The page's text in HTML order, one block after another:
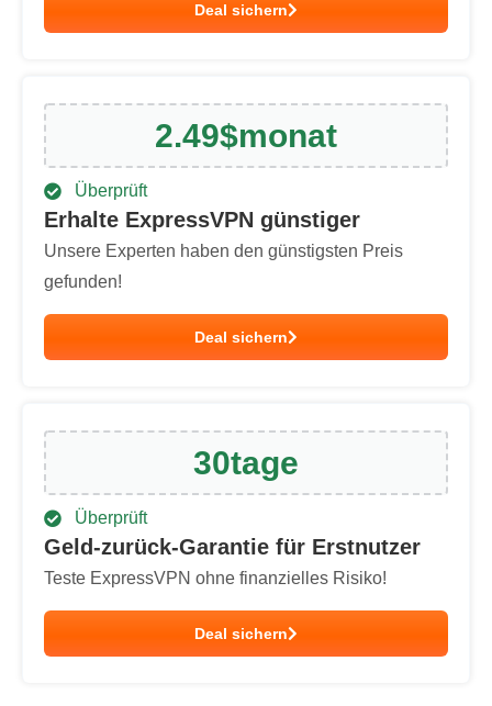
Deal sichern
2.49$monat
Überprüft
Erhalte ExpressVPN günstiger
Unsere Experten haben den günstigsten Preis
gefunden!
Deal sichern
30tage
Überprüft
Geld-zurück-Garantie für Erstnutzer
Teste ExpressVPN ohne finanzielles Risiko!
Deal sichern